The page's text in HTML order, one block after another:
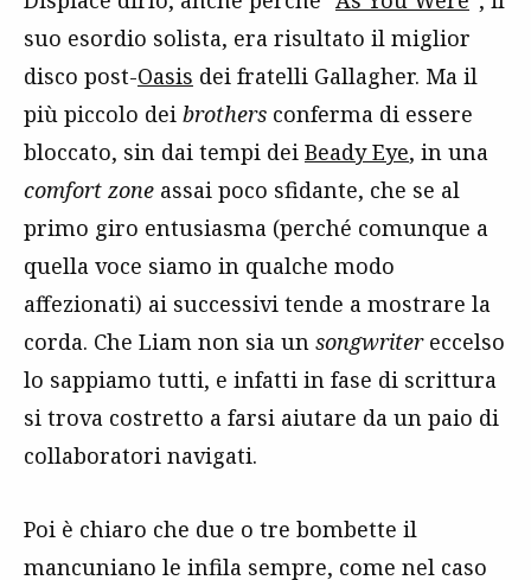
suo esordio solista, era risultato il miglior
disco post-Oasis dei fratelli Gallagher. Ma il
più piccolo dei brothers conferma di essere
bloccato, sin dai tempi dei Beady Eye, in una
comfort zone assai poco sfidante, che se al
primo giro entusiasma (perché comunque a
quella voce siamo in qualche modo
affezionati) ai successivi tende a mostrare la
corda. Che Liam non sia un songwritereccelso
lo sappiamo tutti, e infatti in fase di scrittura
si trova costretto a farsi aiutare da un paio di
collaboratori navigati.
Poi è chiaro che due o tre bombette il
mancuniano le infila sempre, come nel caso